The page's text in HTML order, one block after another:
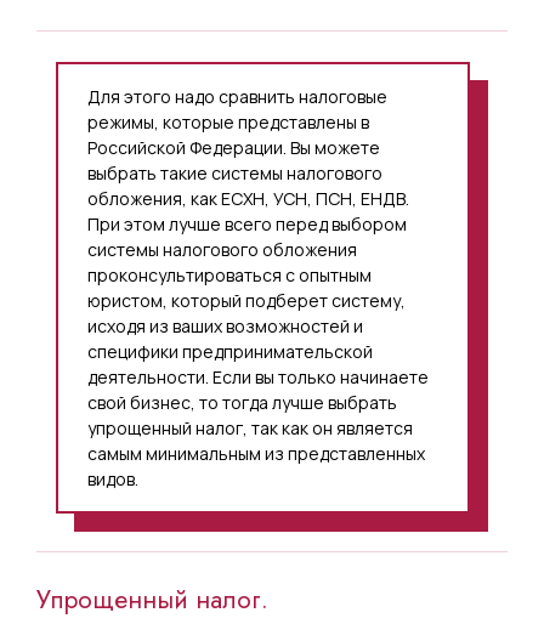
Для этого надо сравнить налоговые
режимы, которые представлены в
Российской Федерации. Вы можете
выбрать такие системы налогового
обложения, как ЕСХН, УСН, ПСН, ЕНДВ.
При этом лучше всего перед выбором
системы налогового обложения
проконсультироваться с опытным
юристом, который подберет систему,
исходя из ваших возможностей и
специфики предпринимательской
деятельности. Если вы только начинаете
свой бизнес, то тогда лучше выбрать
упрощенный налог, так как он является
самым минимальным из представленных
видов.
Упрощенный налог.